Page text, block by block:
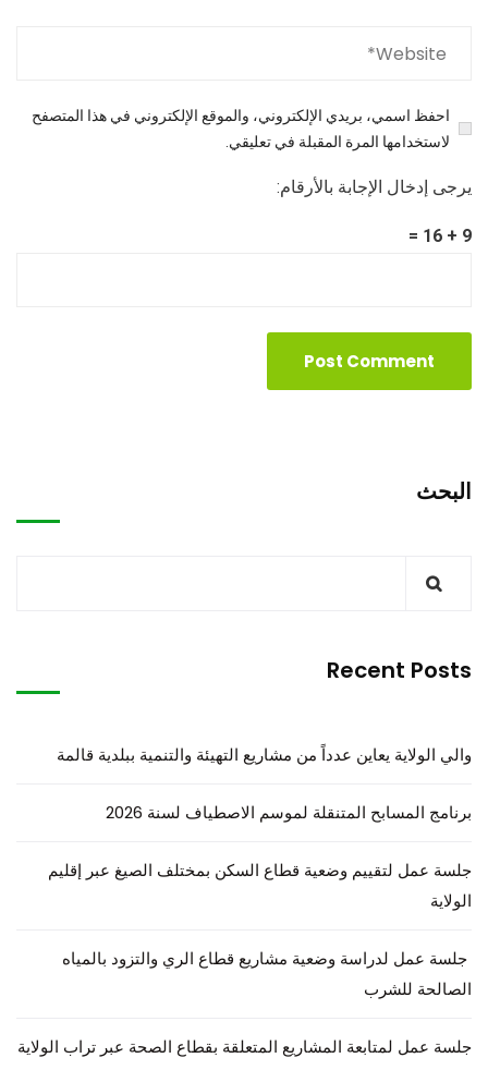
احفظ اسمي، بريدي الإلكتروني، والموقع الإلكتروني في هذا المتصفح
لاستخدامها المرة المقبلة في تعليقي.
يرجى إدخال الإجابة بالأرقام:
9 + 16 =
البحث
Recent Posts
والي الولاية يعاين عدداً من مشاريع التهيئة والتنمية ببلدية قالمة
برنامج المسابح المتنقلة لموسم الاصطياف لسنة 2026
جلسة عمل لتقييم وضعية قطاع السكن بمختلف الصيغ عبر إقليم
الولاية
جلسة عمل لدراسة وضعية مشاريع قطاع الري والتزود بالمياه
الصالحة للشرب
جلسة عمل لمتابعة المشاريع المتعلقة بقطاع الصحة عبر تراب الولاية